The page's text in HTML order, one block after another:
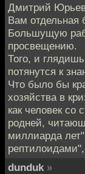
Дмитрий
Вам отдельная
Большущую
просвещению.
Того, и
потянутся к
Что было бы
хозяйства в
как человек со
родней,
миллиарда
dunduk »